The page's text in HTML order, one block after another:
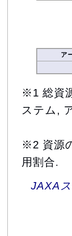
ア
※1 総資
ステム,
※2 資源
用割合.
JAXA